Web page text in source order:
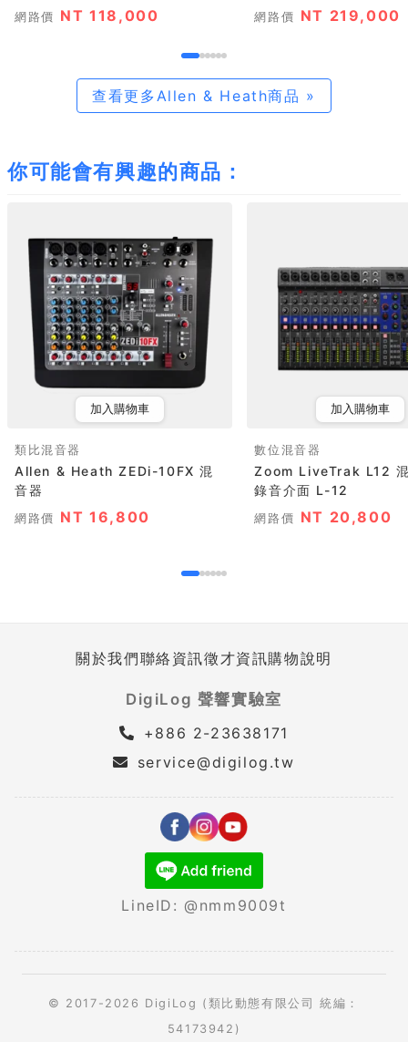
網路價 NT 118,000 網路價 NT 219,000
查看更多Allen & Heath商品 »
你可能會有興趣的商品：
加入購物車
類比混音器
Allen & Heath ZEDi-10FX 混
音器
網路價 NT 16,800
加入購物車
數位混音器
Zoom LiveTrak L12
錄音介面 L-12
網路價 NT 20,800
關於我們聯絡資訊徵才資訊購物說明
DigiLog 聲響實驗室
+886 2-23638171
service@digilog.tw
LineID: @nmm9009t
© 2017-2026 DigiLog (類比動態有限公司 統編：
54173942)